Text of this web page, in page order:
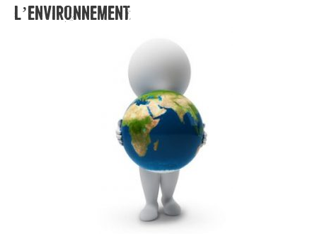
L’ENVIRONNEMENT